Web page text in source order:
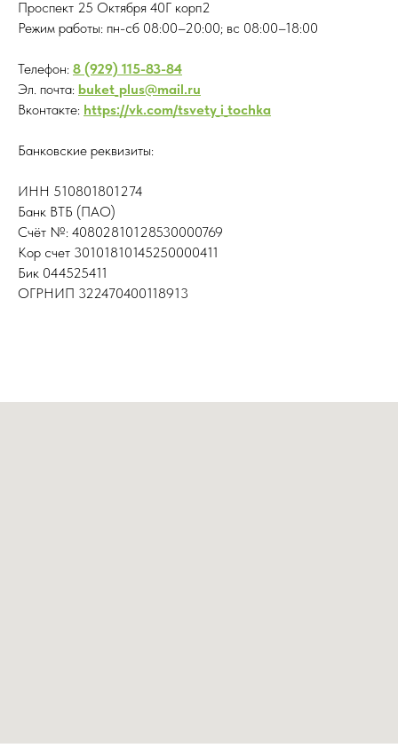
Проспект 25 Октября 40Г корп2
Режим работы: пн-сб 08:00–20:00; вс 08:00–18:00
Телефон: 8 (929) 115-83-84
Эл. почта: buket_plus@mail.ru
Вконтакте: https://vk.com/tsvety_i_tochka
Банковские реквизиты:
ИНН 510801801274
Банк ВТБ (ПАО)
Счёт №: 40802810128530000769
Кор счет 30101810145250000411
Бик 044525411
ОГРНИП 322470400118913